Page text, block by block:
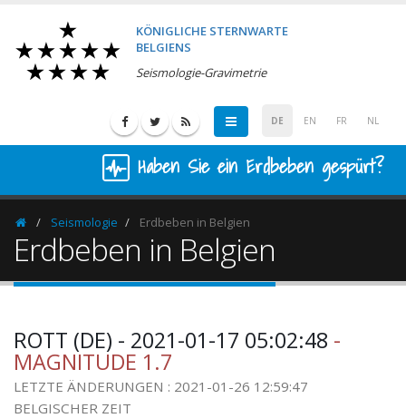
KÖNIGLICHE STERNWARTE
BELGIENS
Seismologie-Gravimetrie
DE EN FR NL
Haben Sie ein Erdbeben gespürt?
HomepageSeismologie Erdbeben in Belgien
Erdbeben in Belgien
ROTT (DE) - 2021-01-17 05:02:48 -
MAGNITUDE 1.7
LETZTE ÄNDERUNGEN : 2021-01-26 12:59:47
BELGISCHER ZEIT